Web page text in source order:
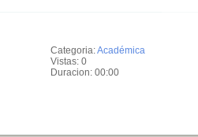
Categoria:Académica
Vistas: 0
Duracion: 00:00